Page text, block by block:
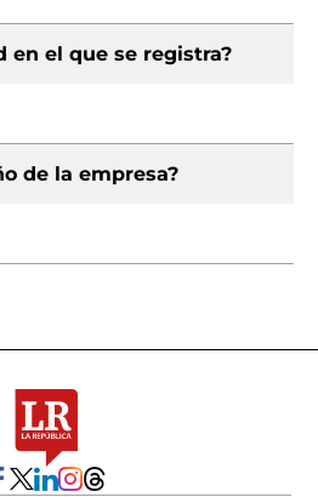
en el que se registra?
de la empresa?